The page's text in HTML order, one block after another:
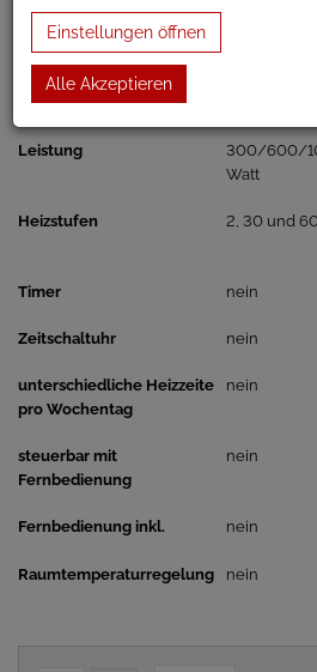
Leistung
300/600/
Watt
Heizstufen 2, 30 und
Timer nein
Zeitschaltuhr nein
unterschiedliche Heizzeite
pro Wochentag
nein
steuerbar mit
Fernbedienung
nein
Fernbedienung inkl. nein
Raumtemperaturregelung nein
Einstellungen öffnen
Alle Akzeptieren